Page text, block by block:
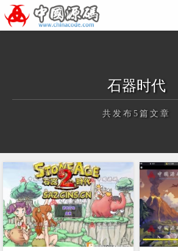
石器时代
共发布5篇文章
正在为您加载新内容